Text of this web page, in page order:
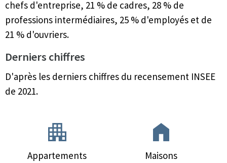
chefs d'entreprise, 21 % de cadres, 28 % de
professions intermédiaires, 25 % d'employés et de
21 % d'ouvriers.
Derniers chiffres
D'après les derniers chiffres du recensement INSEE
de 2021.
Appartements
Maisons